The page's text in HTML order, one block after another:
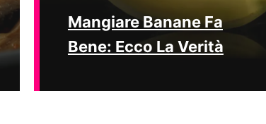
Mangiare Banane Fa
Bene: Ecco La Verità